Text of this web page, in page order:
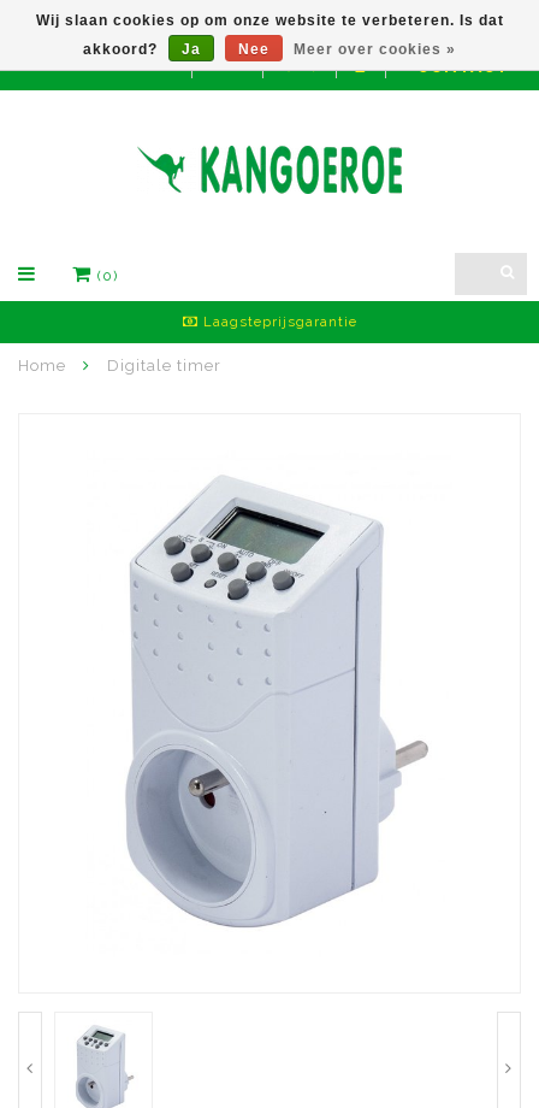
EUR CONTACT
(0)
Laagsteprijsgarantie
Home Digitale timer
Wij slaan cookies op om onze website te verbeteren. Is dat
akkoord?
Ja Nee Meer over cookies »